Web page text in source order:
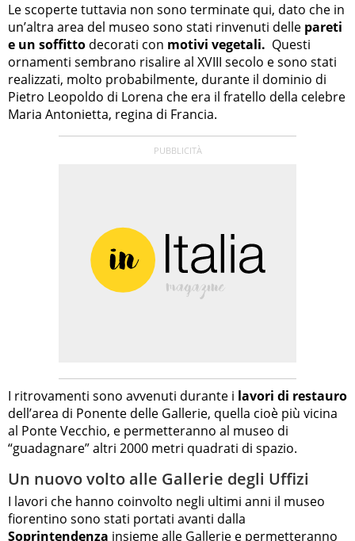
Le scoperte tuttavia non sono terminate qui, dato che in
un’altra area del museo sono stati rinvenuti delle pareti
e un soffitto decorati con motivi vegetali. Questi
ornamenti sembrano risalire al XVIII secolo e sono stati
realizzati, molto probabilmente, durante il dominio di
Pietro Leopoldo di Lorena che era il fratello della celebre
Maria Antonietta, regina di Francia.
I ritrovamenti sono avvenuti durante i lavori di restauro
dell’area di Ponente delle Gallerie, quella cioè più vicina
al Ponte Vecchio, e permetteranno al museo di
“guadagnare” altri 2000 metri quadrati di spazio.
Un nuovo volto alle Gallerie degli Uffizi
I lavori che hanno coinvolto negli ultimi anni il museo
fiorentino sono stati portati avanti dalla
Soprintendenza insieme alle Gallerie e permetteranno